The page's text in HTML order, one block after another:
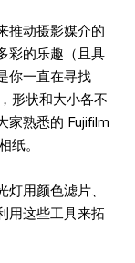
推动摄影媒介的
彩的乐趣（且具
你一直在寻找
形状和大小各不
家熟悉的 Fujifilm
纸。
用颜色滤片、
用这些工具来拓